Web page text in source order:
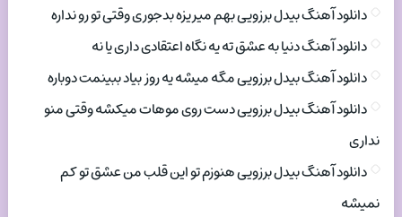
دانلود آهنگ بیدل برزویی بهم میریزه بدجوری وقتی تو رو نداره
دانلود آهنگ دنیا به عشق ته یه نگاه اعتقادی داری یا نه
دانلود آهنگ بیدل برزویی مگه میشه یه روز بیاد ببینمت دوباره
دانلود آهنگ بیدل برزویی دست روی موهات میکشه وقتی منو
نداری
دانلود آهنگ بیدل برزویی هنوزم تو این قلب من عشق تو کم
نمیشه